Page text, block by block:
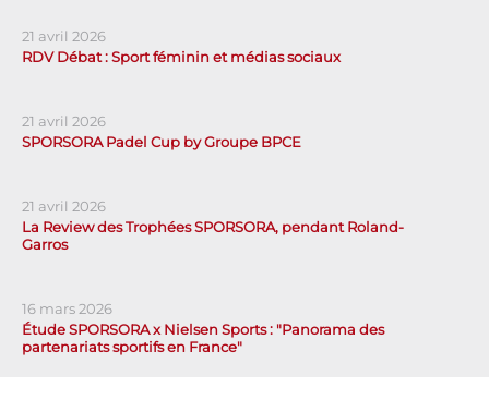
21 avril 2026
RDV Débat : Sport féminin et médias sociaux
21 avril 2026
SPORSORA Padel Cup by Groupe BPCE
21 avril 2026
La Review des Trophées SPORSORA, pendant Roland-
Garros
16 mars 2026
Étude SPORSORA x Nielsen Sports : "Panorama des
partenariats sportifs en France"